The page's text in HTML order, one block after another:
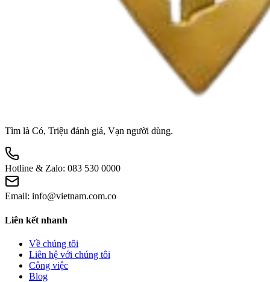
Tìm là Có, Triệu đánh giá, Vạn người dùng.
Hotline & Zalo: 083 530 0000
Email: info@vietnam.com.co
Liên kết nhanh
Về chúng tôi
Liên hệ với chúng tôi
Công việc
Blog